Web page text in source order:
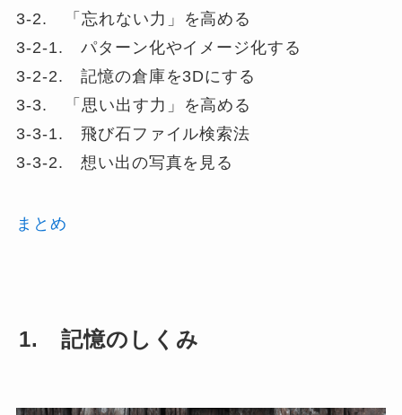
3-2. 「忘れない力」を高める
3-2-1. パターン化やイメージ化する
3-2-2. 記憶の倉庫を3Dにする
3-3. 「思い出す力」を高める
3-3-1. 飛び石ファイル検索法
3-3-2. 想い出の写真を見る
まとめ
1. 記憶のしくみ